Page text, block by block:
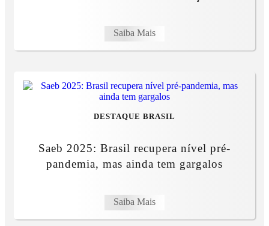
Saiba Mais
DESTAQUE BRASIL
Saeb 2025: Brasil recupera nível pré-
pandemia, mas ainda tem gargalos
Saiba Mais